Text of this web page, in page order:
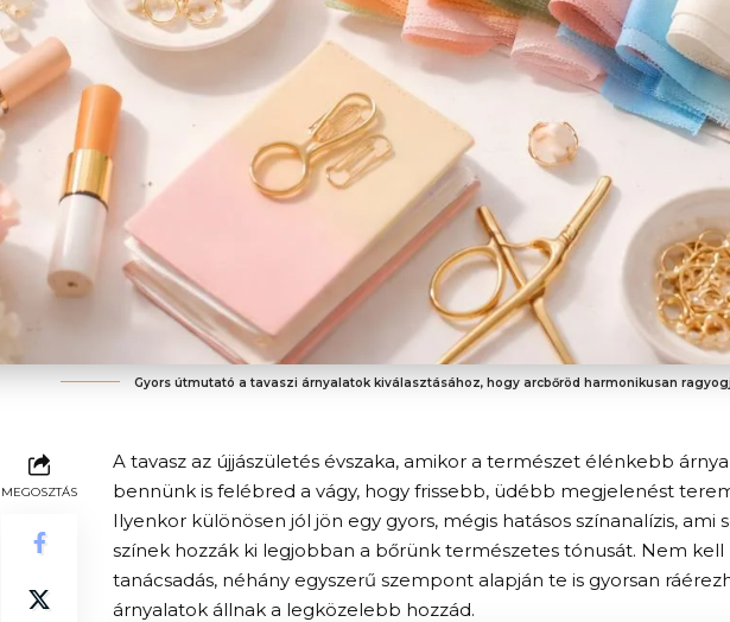
Gyors útmutató a tavaszi árnyalatok kiválasztásához, hogy arcbőröd harmonikusan
MEGOSZTÁS
A tavasz az újjászületés évszaka, amikor a természet élénkebb
bennünk is felébred a vágy, hogy frissebb, üdébb megjelenést
Ilyenkor különösen jól jön egy gyors, mégis hatásos színanalízis,
színek hozzák ki legjobban a bőrünk természetes tónusát. Nem kell
tanácsadás, néhány egyszerű szempont alapján te is gyorsan
árnyalatok állnak a legközelebb hozzád.